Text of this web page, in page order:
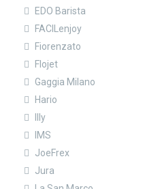
EDO Barista
FACILenjoy
Fiorenzato
Flojet
Gaggia Milano
Hario
Illy
IMS
JoeFrex
Jura